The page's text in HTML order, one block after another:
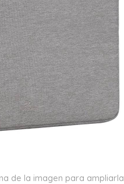
de la imagen para ampliarla